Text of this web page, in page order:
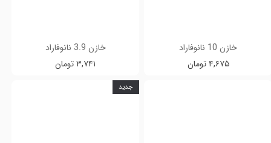
خازن 10 نانوفاراد
۴,۶۷۵ تومان
خازن 3.9 نانوفاراد
۳,۷۴۱ تومان
جدید